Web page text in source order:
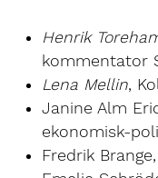
Henrik
kommentator
Lena Mellin,
Janine Alm
ekonomisk-
Fredrik